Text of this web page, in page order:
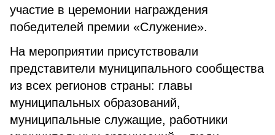
участие в церемонии награждения
победителей премии «Служение».
На мероприятии присутствовали
представители муниципального сообщества
из всех регионов страны: главы
муниципальных образований,
муниципальные служащие, работники